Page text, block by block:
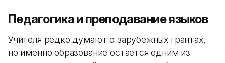
Педагогика и преподавание языков
Учителя редко думают о зарубежных грантах,
но именно образование остается одним из